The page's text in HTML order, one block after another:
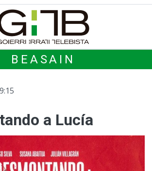
BEASAIN
a Lucía